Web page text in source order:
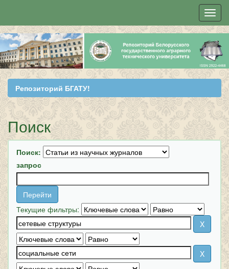
Skip
navigation
Репозиторий БГАТУ!
Поиск
Поиск:
запрос
Текущие фильтры: